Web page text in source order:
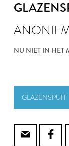
NU NIET IN HET
GLAZENSPUIT